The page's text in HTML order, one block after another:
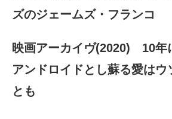
ズのジェームズ・フランコ
映画アーカイヴ(2020) 10年
アンドロイドとし蘇る愛はウ
とも